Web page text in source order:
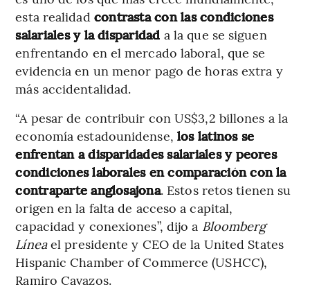
esta realidad contrasta con las condiciones
salariales y la disparidad a la que se siguen
enfrentando en el mercado laboral, que se
evidencia en un menor pago de horas extra y
más accidentalidad.
“A pesar de contribuir con US$3,2 billones a la
economía estadounidense, los latinos se
enfrentan a disparidades salariales y peores
condiciones laborales en comparación con la
contraparte anglosajona. Estos retos tienen su
origen en la falta de acceso a capital,
capacidad y conexiones”, dijo a Bloomberg
Líneael presidente y CEO de la United States
Hispanic Chamber of Commerce (USHCC),
Ramiro Cavazos.